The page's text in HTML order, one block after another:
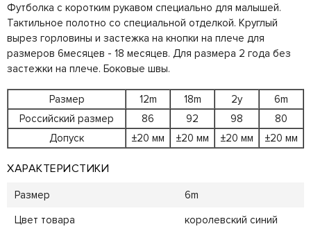
Футболка с коротким рукавом специально для малышей.
Тактильное полотно со специальной отделкой. Круглый
вырез горловины и застежка на кнопки на плече для
размеров 6месяцев - 18 месяцев. Для размера 2 года без
застежки на плече. Боковые швы.
Размер 12m 18m 2y
6m
Российский размер
86 92 98
80
Допуск
±20 мм ±20 мм ±20 мм ±20 мм
ХАРАКТЕРИСТИКИ
Размер
6m
Цвет товара
королевский синий